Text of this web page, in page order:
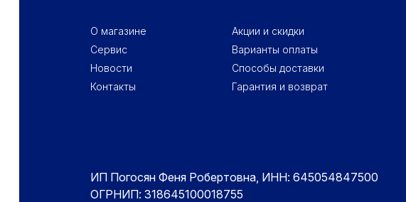
ПОДВАЛ - МЕНЮ 1
О магазине
Сервис
Новости
Контакты
ПОДВАЛ - МЕНЮ 2
Акции и скидки
Варианты оплаты
Способы доставки
Гарантия и возврат
ИП Погосян Феня Робертовна, ИНН: 645054847500
ОГРНИП: 318645100018755